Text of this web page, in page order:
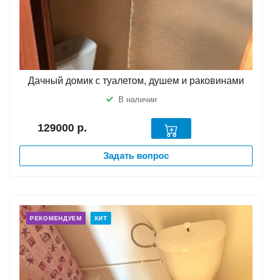
Дачный домик с туалетом, душем и раковинами
В наличии
129000 р.
Задать вопрос
РЕКОМЕНДУЕМ ХИТ